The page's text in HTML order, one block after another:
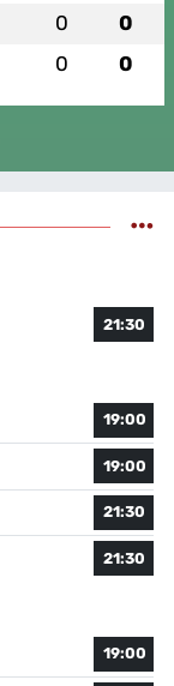
0 0
0 0
21:30
19:00
19:00
21:30
21:30
19:00